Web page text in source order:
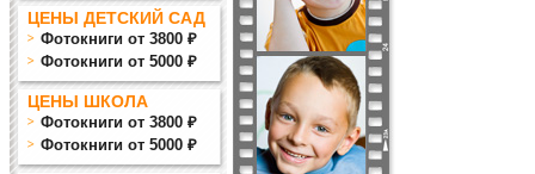
ЦЕНЫ ДЕТСКИЙ САД
Фотокниги от 3800 ₽
Фотокниги от 5000 ₽
ЦЕНЫ ШКОЛА
Фотокниги от 3800 ₽
Фотокниги от 5000 ₽